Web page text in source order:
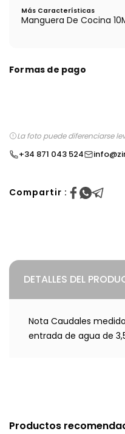
Más Características
Manguera De Cocina
Formas de pago
La foto puede diferenciarse
+34 871 043 524
Compartir :
DETALLES DEL
Nota Caudales
entrada de agua de
Productos